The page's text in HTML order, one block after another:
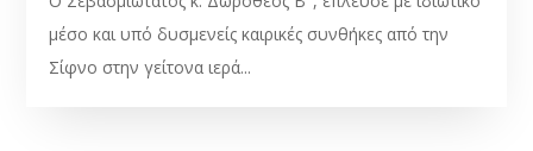
μέσο και υπό δυσμενείς καιρικές συνθήκες από την
Σίφνο στην γείτονα ιερά...